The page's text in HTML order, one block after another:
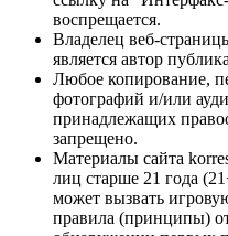
воспрещается.
Владелец веб-
является автор
Любое копирование,
фотографий и/или
принадлежащих
запрещено.
Материалы сайта
лиц старше 21 года
может вызвать
правила (принципы)